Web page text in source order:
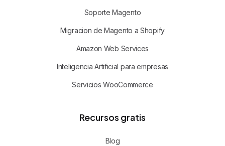
Soporte Magento
Migracion de Magento a Shopify
Amazon Web Services
Inteligencia Artificial para empresas
Servicios WooCommerce
Recursos gratis
Blog